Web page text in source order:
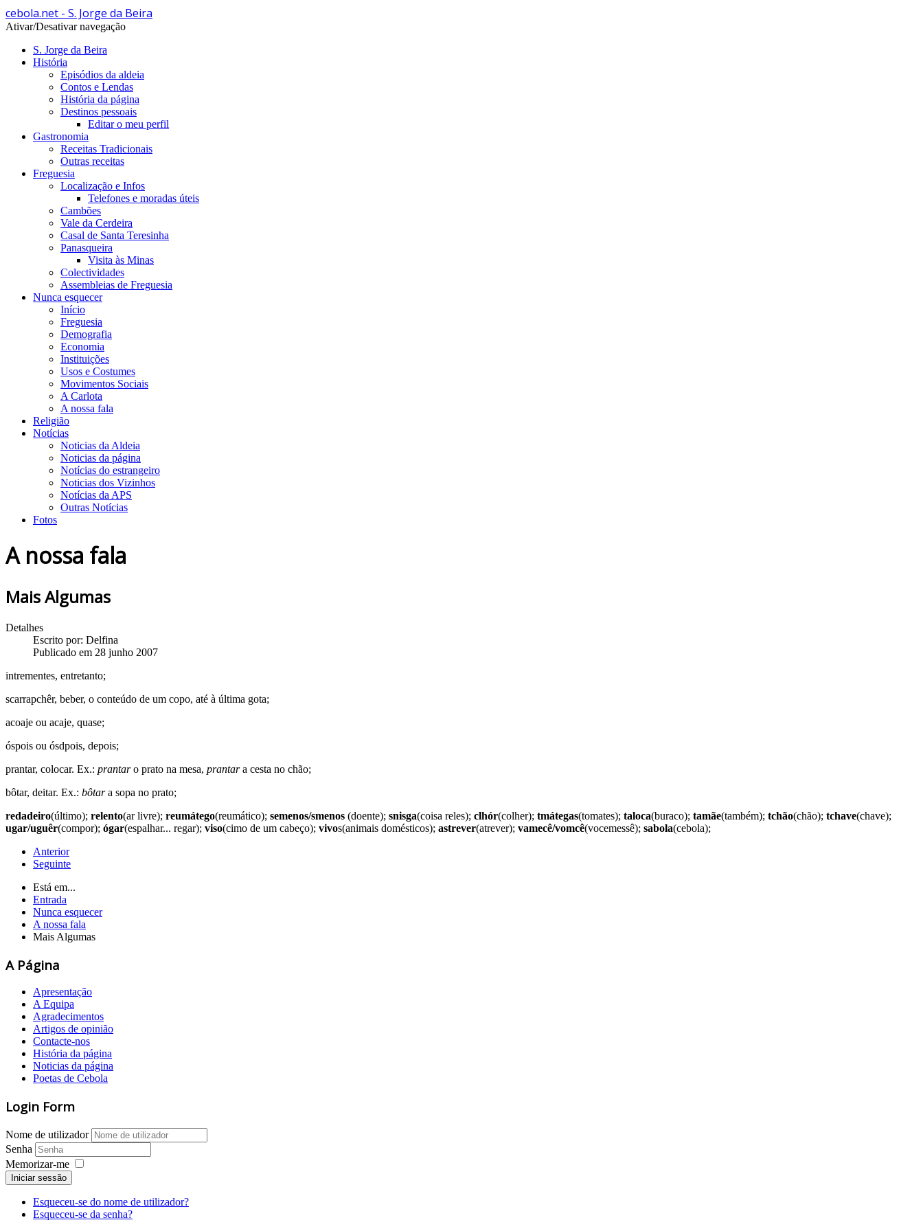
cebola.net - S. Jorge da Beira
Ativar/Desativar navegação
S. Jorge da Beira
História
Episódios da aldeia
Contos e Lendas
História da página
Destinos pessoais
Editar o meu perfil
Gastronomia
Receitas Tradicionais
Outras receitas
Freguesia
Localização e Infos
Telefones e moradas úteis
Cambões
Vale da Cerdeira
Casal de Santa Teresinha
Panasqueira
Visita às Minas
Colectividades
Assembleias de Freguesia
Nunca esquecer
Início
Freguesia
Demografia
Economia
Instituições
Usos e Costumes
Movimentos Sociais
A Carlota
A nossa fala
Religião
Notícias
Noticias da Aldeia
Noticias da página
Notícias do estrangeiro
Noticias dos Vizinhos
Notícias da APS
Outras Notícias
Fotos
A nossa fala
Mais Algumas
Detalhes
Escrito por: Delfina
Publicado em 28 junho 2007
intrementes, entretanto;
scarrapchêr, beber, o conteúdo de um copo, até à última gota;
acoaje ou acaje, quase;
óspois ou ósdpois, depois;
prantar, colocar. Ex.: prantaro prato na mesa, prantara cesta no chão;
bôtar, deitar. Ex.: bôtara sopa no prato;
redadeiro(último); relento(ar livre); reumátego(reumático); semenos/smenos (doente); snisga(coisa reles); clhór(colher); tmátegas(tomates); taloca(buraco); tamãe(também); tchão(chão); tchave(chave);
ugar/uguêr(compor); ógar(espalhar... regar); viso(cimo de um cabeço); vivos(animais domésticos); astrever(atrever); vamecê/vomcê(vocemessê); sabola(cebola);
Anterior
Seguinte
Está em...
Entrada
Nunca esquecer
A nossa fala
Mais Algumas
A Página
Apresentação
A Equipa
Agradecimentos
Artigos de opinião
Contacte-nos
História da página
Noticias da página
Poetas de Cebola
Login Form
Nome de utilizador
Senha
Memorizar-me
Iniciar sessão
Esqueceu-se do nome de utilizador?
Esqueceu-se da senha?